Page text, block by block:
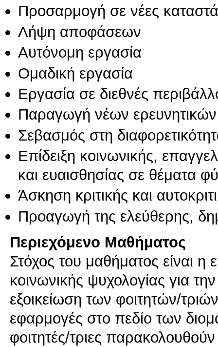
Προσαρμογή σε νέες
Λήψη αποφάσεων
Αυτόνομη εργασία
Ομαδική εργασία
Εργασία σε διεθνές
Παραγωγή νέων
Σεβασμός στη
Επίδειξη κοινωνικής,
και ευαισθησίας σε θέματα
Άσκηση κριτικής και
Προαγωγή της ελεύθερης,
Περιεχόμενο Μαθήματος
Στόχος του μαθήματος είναι
κοινωνικής ψυχολογίας για
εξοικείωση των φοιτητών/
εφαρμογές στο πεδίο των
φοιτητές/τριες